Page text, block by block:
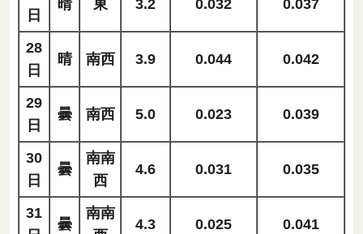
日
晴 東 3.2 0.032 0.037
28
日
晴 南西 3.9 0.044 0.042
29
日
曇 南西 5.0 0.023 0.039
30
日
曇
南南
西
4.6 0.031 0.035
31
曇
南南
4.3 0.025 0.041